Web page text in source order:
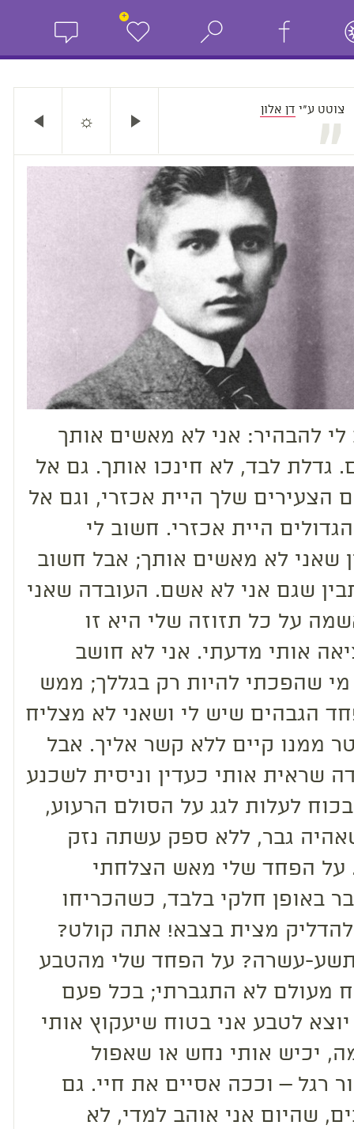
+
צוטט ע"י דן אלון
„
☼
להבהיר: אני לא מאשים אותך
גדלת לבד, לא חינכו אותך. גם אל
הצעירים שלך היית אכזרי, וגם אל
היית אכזרי. חשוב לי
שאני לא מאשים אותך; אבל חשוב
שגם אני לא אשם. העובדה שאני
על כל תזוזה שלי היא זו
אותי מדעתי. אני לא חושב
שהפכתי להיות רק בגללך; ממש
הגבהים שיש לי ושאני לא מצליח
ממנו קיים ללא קשר אליך. אבל
שראית אותי כעדין וניסית לשכנע
לעלות לגג על הסולם הרעוע,
גבר, ללא ספק עשתה נזק
על הפחד שלי מאש הצלחתי
באופן חלקי בלבד, כשהכריחו
להדליק מצית בצבא! אתה קולט?
תשע-עשרה? על הפחד שלי מהטבע
מעולם לא התגברתי; בכל פעם
לטבע אני בטוח שיעקוץ אותי
יכיש אותי נחש או שאפול
רגל – וככה אסיים את חיי. גם
שהיום אני אוהב למדי, לא